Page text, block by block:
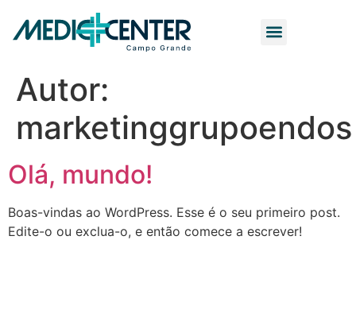
Autor:
marketinggrupoendos
Olá, mundo!
Boas-vindas ao WordPress. Esse é o seu primeiro post.
Edite-o ou exclua-o, e então comece a escrever!